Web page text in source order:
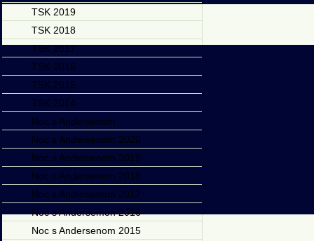
TSK 2019
TSK 2018
TSK 2017
TSK 2016
TSK 2015
TSK 2014
Noc s Andersenom
Noc s Andersenom 2020
Noc s Andersenom 2019
Noc s Andersenom 2018
Noc s Andersenom 2017
Noc s Andersemon 2016
Noc s Andersenom 2015